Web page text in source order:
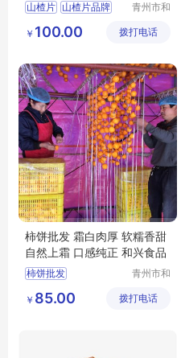
山楂片 山楂片品牌
青州市和
限公司
￥ 100.00 拨打电话
柿饼批发 霜白肉厚 软糯香甜
自然上霜 口感纯正 和兴食品
柿饼批发
青州市和
限公司
￥ 85.00 拨打电话